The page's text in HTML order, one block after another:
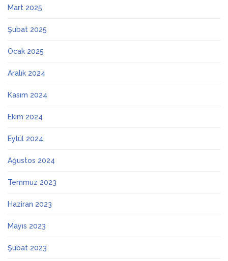
Mart 2025
Şubat 2025
Ocak 2025
Aralık 2024
Kasım 2024
Ekim 2024
Eylül 2024
Ağustos 2024
Temmuz 2023
Haziran 2023
Mayıs 2023
Şubat 2023